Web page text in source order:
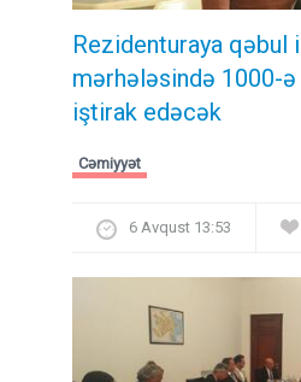
Rezidenturaya qəbul
mərhələsində 1000-ə
iştirak edəcək
Cəmiyyət
6 Avqust 13:53